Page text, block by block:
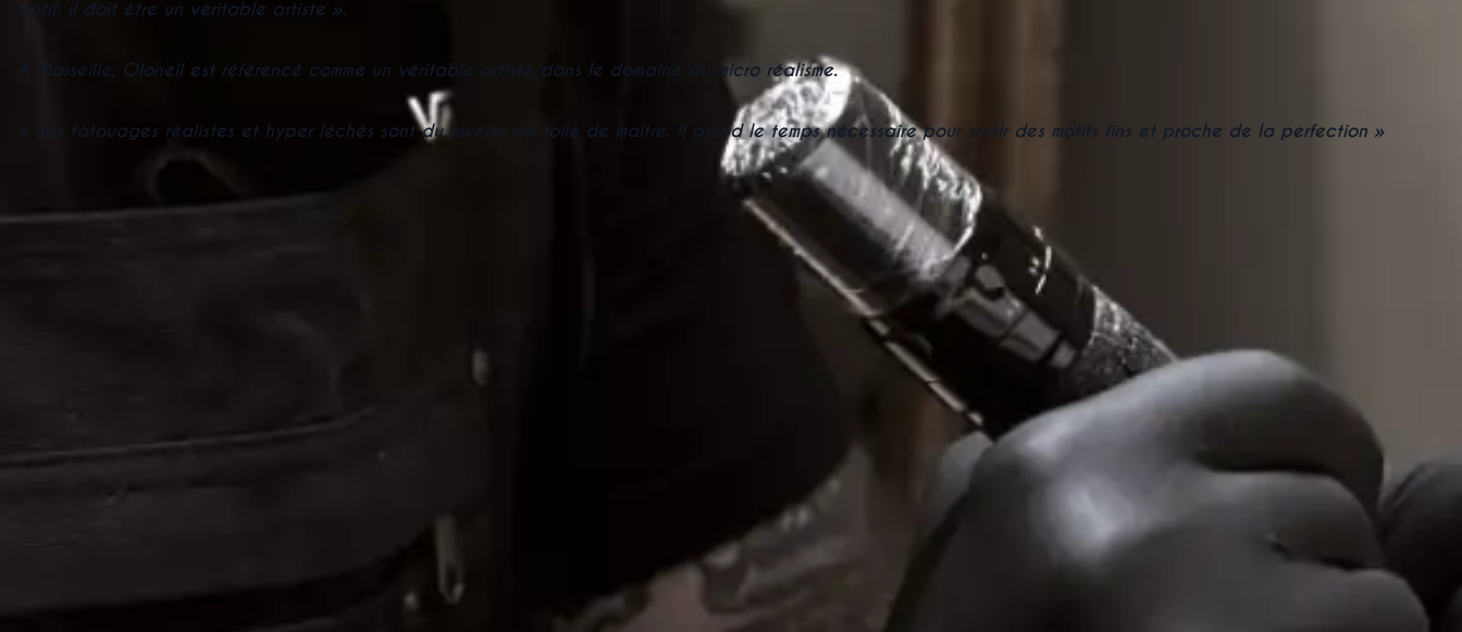
motif, il doit être un véritable artiste ».
À Marseille, Oloneil est référencé comme un véritable artiste dans le domaine du micro réalisme.
« Ses tatouages réalistes et hyper léchés sont du niveau de toile de maître. Il prend le temps nécessaire pour sortir des motifs fins et proche de la perfection »